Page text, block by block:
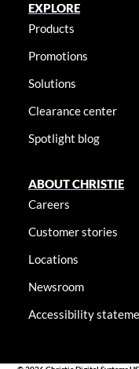
EXPLORE
Products
Promotions
Solutions
Clearance center
Spotlight blog
ABOUT CHRISTIE
Careers
Customer stories
Locations
Newsroom
Accessibility